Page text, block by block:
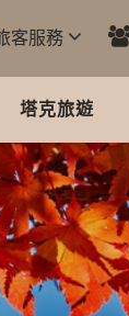
客服務
塔克旅遊